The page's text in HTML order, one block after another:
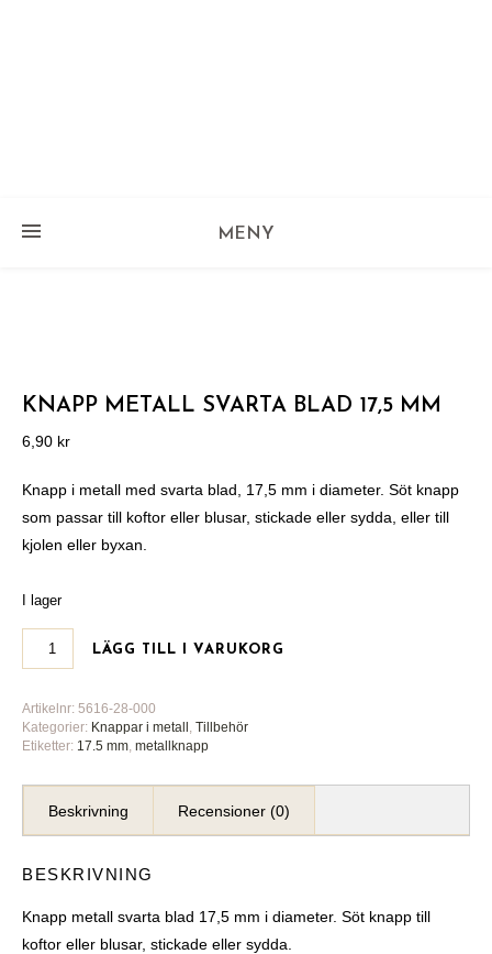
MENY
KNAPP METALL SVARTA BLAD 17,5 MM
6,90 kr
Knapp i metall med svarta blad, 17,5 mm i diameter. Söt knapp
som passar till koftor eller blusar, stickade eller sydda, eller till
kjolen eller byxan.
I lager
LÄGG TILL I VARUKORG
Artikelnr: 5616-28-000
Kategorier: Knappar i metall , Tillbehör
Etiketter: 17.5 mm, metallknapp
Beskrivning Recensioner (0)
BESKRIVNING
Knapp metall svarta blad 17,5 mm i diameter. Söt knapp till
koftor eller blusar, stickade eller sydda.